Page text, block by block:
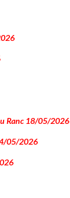
Ranc 18/05/2026
05/2026